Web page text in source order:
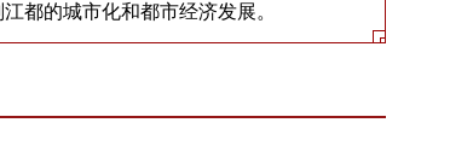
都的城市化和都市经济发展。